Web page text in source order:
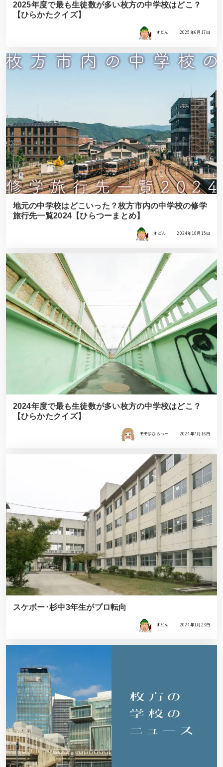
2025年度で最も生徒数が多い枚方の中学校はどこ？
【ひらかたクイズ】
すどん 2025年6月17日
地元の中学校はどこいった？枚方市内の中学校の修学
旅行先一覧2024【ひらつーまとめ】
すどん 2024年10月15日
2024年度で最も生徒数が多い枚方の中学校はどこ？
【ひらかたクイズ】
モモ＠ひらつー 2024年7月16日
スケボー･杉中3年生がプロ転向
すどん 2024年1月23日